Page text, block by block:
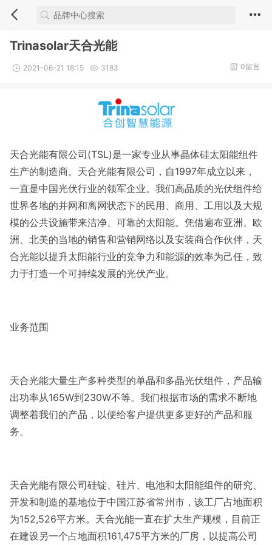
Trinasolar天合光能
2021-06-21 18:15 3183 0留言
天合光能有限公司(TSL)是一家专业从事晶体硅太阳能组件
生产的制造商。天合光能有限公司，自1997年成立以来，
一直是中国光伏行业的领军企业。我们高品质的光伏组件给
世界各地的并网和离网状态下的民用、商用、工用以及大规
模的公共设施带来洁净、可靠的太阳能。凭借遍布亚洲、欧
洲、北美的当地的销售和营销网络以及安装商合作伙伴，天
合光能以提升太阳能行业的竞争力和能源的效率为己任，致
力于打造一个可持续发展的光伏产业。
业务范围
天合光能大量生产多种类型的单晶和多晶光伏组件，产品输
出功率从165W到230W不等。我们根据市场的需求不断地
调整着我们的产品，以便给客户提供更多更好的产品和服
务。
天合光能有限公司硅锭、硅片、电池和太阳能组件的研究、
开发和制造的基地位于中国江苏省常州市，该工厂占地面积
为152,526平方米。天合光能一直在扩大生产规模，目前正
在建设另一个占地面积161,475平方米的厂房，以提高公司